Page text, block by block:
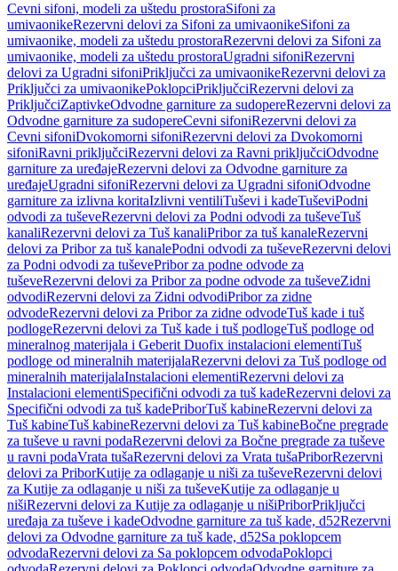
Cevni sifoni, modeli za uštedu prostoraSifoni za
umivaonikeRezervni delovi za Sifoni za umivaonikeSifoni za
umivaonike, modeli za uštedu prostoraRezervni delovi za Sifoni za
umivaonike, modeli za uštedu prostoraUgradni sifoniRezervni
delovi za Ugradni sifoniPriključci za umivaonikeRezervni delovi za
Priključci za umivaonikePoklopciPriključciRezervni delovi za
PriključciZaptivkeOdvodne garniture za sudopereRezervni delovi za
Odvodne garniture za sudopereCevni sifoniRezervni delovi za
Cevni sifoniDvokomorni sifoniRezervni delovi za Dvokomorni
sifoniRavni priključciRezervni delovi za Ravni priključciOdvodne
garniture za uređajeRezervni delovi za Odvodne garniture za
uređajeUgradni sifoniRezervni delovi za Ugradni sifoniOdvodne
garniture za izlivna koritaIzlivni ventiliTuševi i kadeTuševiPodni
odvodi za tuševeRezervni delovi za Podni odvodi za tuševeTuš
kanaliRezervni delovi za Tuš kanaliPribor za tuš kanaleRezervni
delovi za Pribor za tuš kanalePodni odvodi za tuševeRezervni delovi
za Podni odvodi za tuševePribor za podne odvode za
tuševeRezervni delovi za Pribor za podne odvode za tuševeZidni
odvodiRezervni delovi za Zidni odvodiPribor za zidne
odvodeRezervni delovi za Pribor za zidne odvodeTuš kade i tuš
podlogeRezervni delovi za Tuš kade i tuš podlogeTuš podloge od
mineralnog materijala i Geberit Duofix instalacioni elementiTuš
podloge od mineralnih materijalaRezervni delovi za Tuš podloge od
mineralnih materijalaInstalacioni elementiRezervni delovi za
Instalacioni elementiSpecifični odvodi za tuš kadeRezervni delovi za
Specifični odvodi za tuš kadePriborTuš kabineRezervni delovi za
Tuš kabineTuš kabineRezervni delovi za Tuš kabineBočne pregrade
za tuševe u ravni podaRezervni delovi za Bočne pregrade za tuševe
u ravni podaVrata tušaRezervni delovi za Vrata tušaPriborRezervni
delovi za PriborKutije za odlaganje u niši za tuševeRezervni delovi
za Kutije za odlaganje u niši za tuševeKutije za odlaganje u
nišiRezervni delovi za Kutije za odlaganje u nišiPriborPriključci
uređaja za tuševe i kadeOdvodne garniture za tuš kade, d52Rezervni
delovi za Odvodne garniture za tuš kade, d52Sa poklopcem
odvodaRezervni delovi za Sa poklopcem odvodaPoklopci